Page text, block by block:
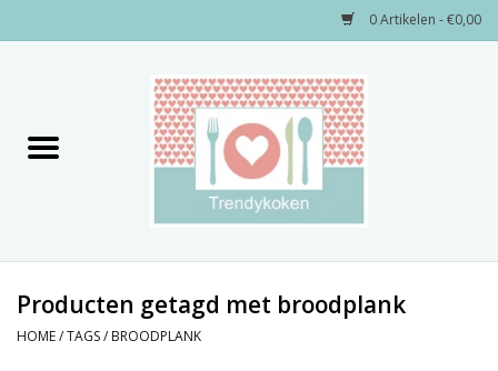
0 Artikelen - €0,00
Decoratie
Producten getagd met broodplank
HOME/TAGS/ BROODPLANK